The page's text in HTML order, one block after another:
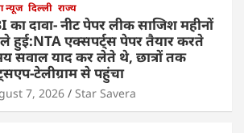
न्यूज दिल्ली राज्य
का दावा- नीट पेपर लीक साजिश महीनों
हुई:NTA एक्सपर्ट्स पेपर तैयार करते
सवाल याद कर लेते थे, छात्रों तक
टेलीग्राम से पहुंचा
7, 2026 Star Savera